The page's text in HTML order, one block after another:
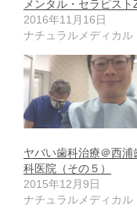
メンタル・セラピスト
2016年11月16日
ナチュラルメディカル
ヤバい歯科治療＠西浦
科医院（その５）
2015年12月9日
ナチュラルメディカル